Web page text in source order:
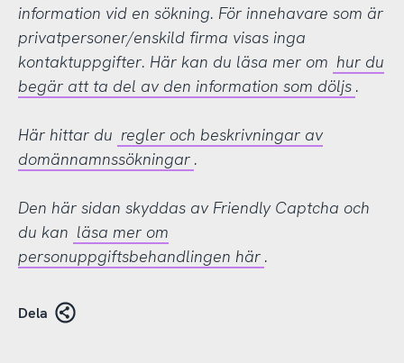
information vid en sökning. För innehavare som är
privatpersoner/enskild firma visas inga
kontaktuppgifter. Här kan du läsa mer om hur du
begär att ta del av den information som döljs .
Här hittar du regler och beskrivningar av
domännamnssökningar .
Den här sidan skyddas av Friendly Captcha och
du kan läsa mer om
personuppgiftsbehandlingen här .
Dela